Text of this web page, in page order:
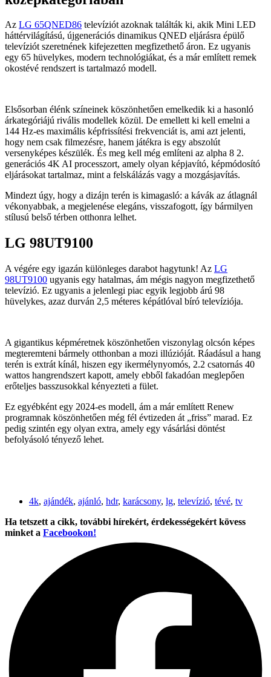
Az LG 65QNED86 televíziót azoknak találták ki, akik Mini LED
háttérvilágítású, újgenerációs dinamikus QNED eljárásra épülő
televíziót szeretnének kifejezetten megfizethető áron. Ez ugyanis
egy 65 hüvelykes, modern technológiákat, és a már említett remek
okostévé rendszert is tartalmazó modell.
Elsősorban élénk színeinek köszönhetően emelkedik ki a hasonló
árkategóriájú rivális modellek közül. De emellett ki kell emelni a
144 Hz-es maximális képfrissítési frekvenciát is, ami azt jelenti,
hogy nem csak filmezésre, hanem játékra is egy abszolút
versenyképes készülék. És meg kell még említeni az alpha 8 2.
generációs 4K AI processzort, amely olyan képjavító, képmódosító
eljárásokat tartalmaz, mint a felskálázás vagy a mozgásjavítás.
Mindezt úgy, hogy a dizájn terén is kimagasló: a kávák az átlagnál
vékonyabbak, a megjelenése elegáns, visszafogott, így bármilyen
stílusú belső térben otthonra lelhet.
LG 98UT9100
A végére egy igazán különleges darabot hagytunk! Az LG
98UT9100 ugyanis egy hatalmas, ám mégis nagyon megfizethető
televízió. Ez ugyanis a jelenlegi piac egyik legjobb árú 98
hüvelykes, azaz durván 2,5 méteres képátlóval bíró televíziója.
A gigantikus képméretnek köszönhetően viszonylag olcsón képes
megteremteni bármely otthonban a mozi illúzióját. Ráadásul a hang
terén is extrát kínál, hiszen egy ikermélynyomós, 2.2 csatornás 40
wattos hangrendszert kapott, amely ebből fakadóan meglepően
erőteljes basszusokkal kényezteti a fület.
Ez egyébként egy 2024-es modell, ám a már említett Renew
programnak köszönhetően még fél évtizeden át „friss” marad. Ez
pedig szintén egy olyan extra, amely egy vásárlási döntést
befolyásoló tényező lehet.
4k, ajándék, ajánló, hdr, karácsony, lg, televízió, tévé, tv
Ha tetszett a cikk, további hírekért, érdekességekért kövess
minket a Facebookon!